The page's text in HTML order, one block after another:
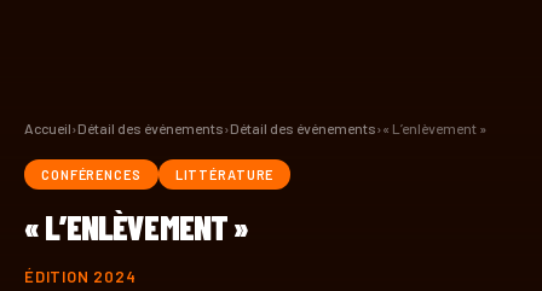
Accueil›Détail des événements›Détail des événements›« L’enlèvement »
CONFÉRENCES LITTÉRATURE
« L’ENLÈVEMENT »
ÉDITION 2024